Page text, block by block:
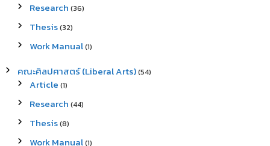
Research (36)
Thesis(32)
Work Manual(1)
คณะศิลปศาสตร์ (Liberal Arts)(54)
Article (1)
Research (44)
Thesis(8)
Work Manual(1)